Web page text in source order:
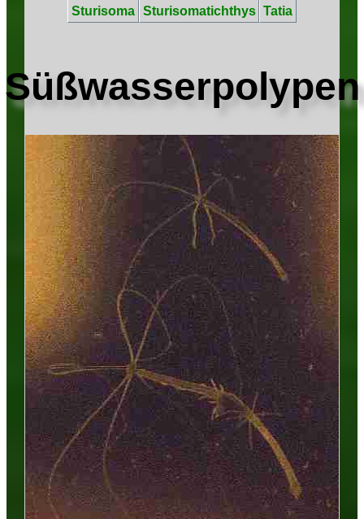
Sturisoma Sturisomatichthys Tatia
Süßwasserpolypen